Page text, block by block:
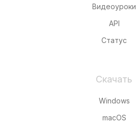
Видеоуроки
API
Статус
Скачать
Windows
macOS